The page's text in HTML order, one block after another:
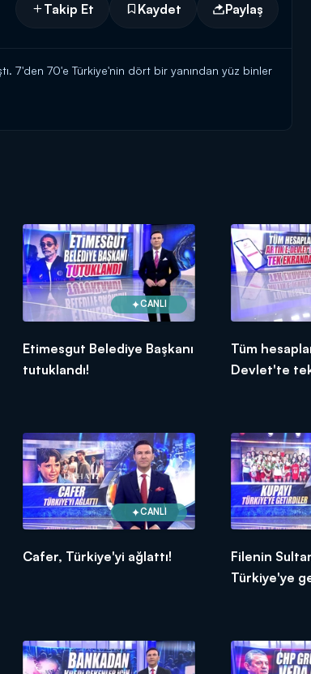
Takip Et Kaydet Paylaş
7'den 70'e Türkiye'nin dört bir yanından yüz binler
CANLI
Etimesgut Belediye Başkanı
tutuklandı!
Tüm
Devlet'te
CANLI
Cafer, Türkiye'yi ağlattı!
Filenin
Türkiye'ye